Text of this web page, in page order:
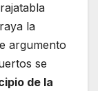
la
argumento
se
de la